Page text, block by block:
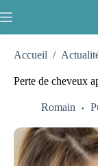
au
Accueil /
Perte de cheveux
Romain